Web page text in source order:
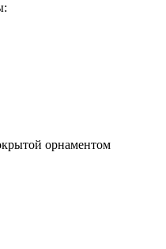
орнаментом